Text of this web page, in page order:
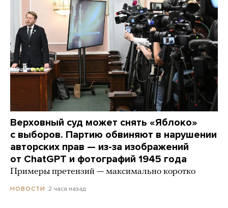
Верховный суд может снять «Яблоко»
с выборов. Партию обвиняют в нарушении
авторских прав — из-за изображений
от ChatGPT и фотографий 1945 года
Примеры претензий — максимально коротко
НОВОСТИ 2 часа назад